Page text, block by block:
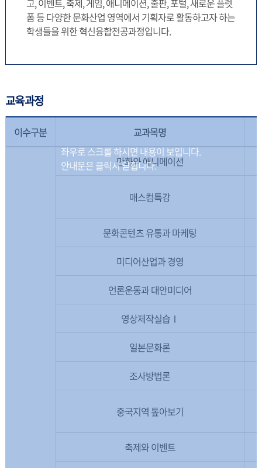
고, 이벤트, 축제, 게임, 애니메이션, 출판, 포털, 새로운 플렛
폼 등 다양한 문화산업 영역에서 기획자로 활동하고자 하는
학생들을 위한 혁신융합전공과정입니다.
교육과정
이수구분 교과목명
만화와 애니메이션
매스컴특강
문화콘텐츠 유통과 마케팅
미디어산업과 경영
언론운동과 대안미디어
영상제작실습Ⅰ
일본문화론
조사방법론
중국지역 톺아보기
축제와 이벤트